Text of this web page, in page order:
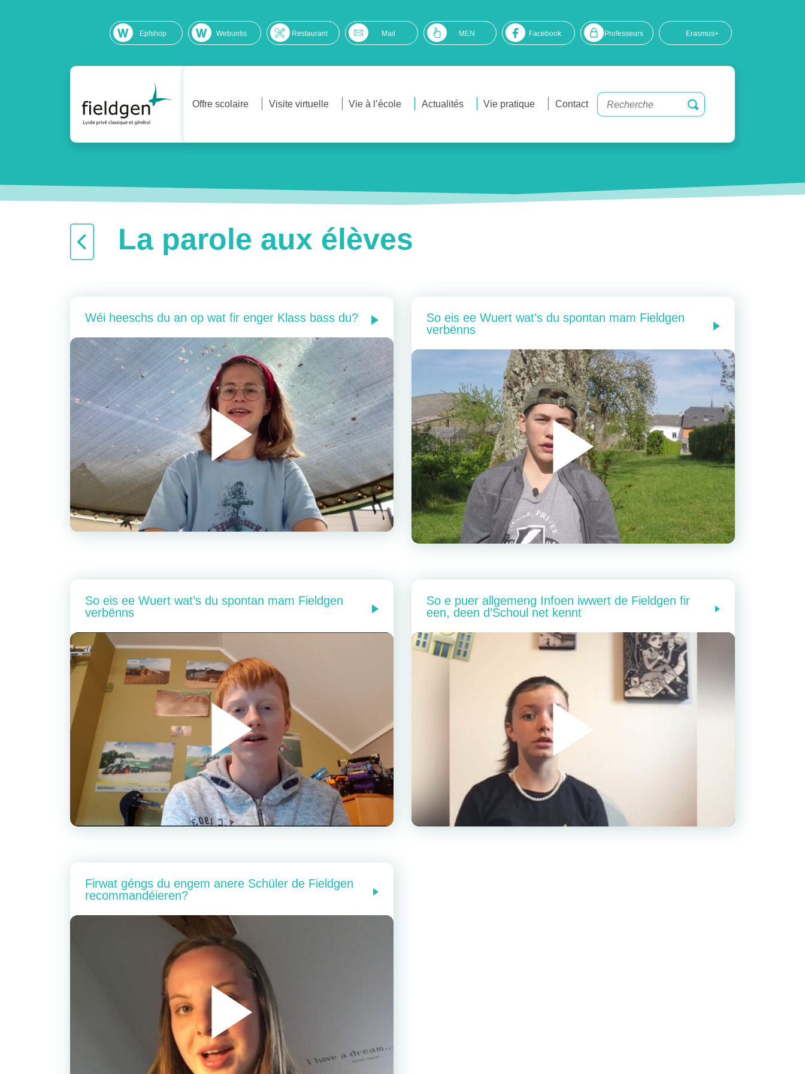
Epfshop Webuntis Restaurant Mail MEN Facebook Professeurs Erasmus+
Offre scolaire Visite virtuelle Vie à l’école Actualités Vie pratique Contact
La parole aux élèves
Wéi heeschs du an op wat fir enger Klass bass du?
So eis ee Wuert wat’s du spontan mam Fieldgen
verbënns
So eis ee Wuert wat’s du spontan mam Fieldgen
verbënns
So e puer allgemeng Infoen iwwert de Fieldgen fir
een, deen d’Schoul net kennt
Firwat géngs du engem anere Schüler de Fieldgen
recommandéieren?